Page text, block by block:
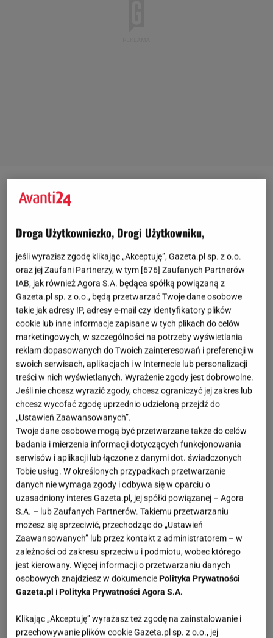
Droga Użytkowniczko, Drogi Użytkowniku,
jeśli wyrazisz zgodę klikając „Akceptuję”, Gazeta.pl sp. z o.o.
oraz jej Zaufani Partnerzy, w tym [676] Zaufanych Partnerów
IAB, jak również Agora S.A. będąca spółką powiązaną z
Gazeta.pl sp. z o.o., będą przetwarzać Twoje dane osobowe
takie jak adresy IP, adresy e-mail czy identyfikatory plików
cookie lub inne informacje zapisane w tych plikach do celów
marketingowych, w szczególności na potrzeby wyświetlania
reklam dopasowanych do Twoich zainteresowań i preferencji w
swoich serwisach, aplikacjach i w Internecie lub personalizacji
treści w nich wyświetlanych. Wyrażenie zgody jest dobrowolne.
Jeśli nie chcesz wyrazić zgody, chcesz ograniczyć jej zakres lub
chcesz wycofać zgodę uprzednio udzieloną przejdź do
„Ustawień Zaawansowanych”.
Twoje dane osobowe mogą być przetwarzane także do celów
badania i mierzenia informacji dotyczących funkcjonowania
serwisów i aplikacji lub łączone z danymi dot. świadczonych
Tobie usług. W określonych przypadkach przetwarzanie
danych nie wymaga zgody i odbywa się w oparciu o
uzasadniony interes Gazeta.pl, jej spółki powiązanej – Agora
S.A. – lub Zaufanych Partnerów. Takiemu przetwarzaniu
możesz się sprzeciwić, przechodząc do „Ustawień
Zaawansowanych” lub przez kontakt z administratorem – w
zależności od zakresu sprzeciwu i podmiotu, wobec którego
jest kierowany. Więcej informacji o przetwarzaniu danych
osobowych znajdziesz w dokumencie Polityka Prywatności
Gazeta.pl i Polityka Prywatności Agora S.A.
Klikając „Akceptuję” wyrażasz też zgodę na zainstalowanie i
przechowywanie plików cookie Gazeta.pl sp. z o.o., jej